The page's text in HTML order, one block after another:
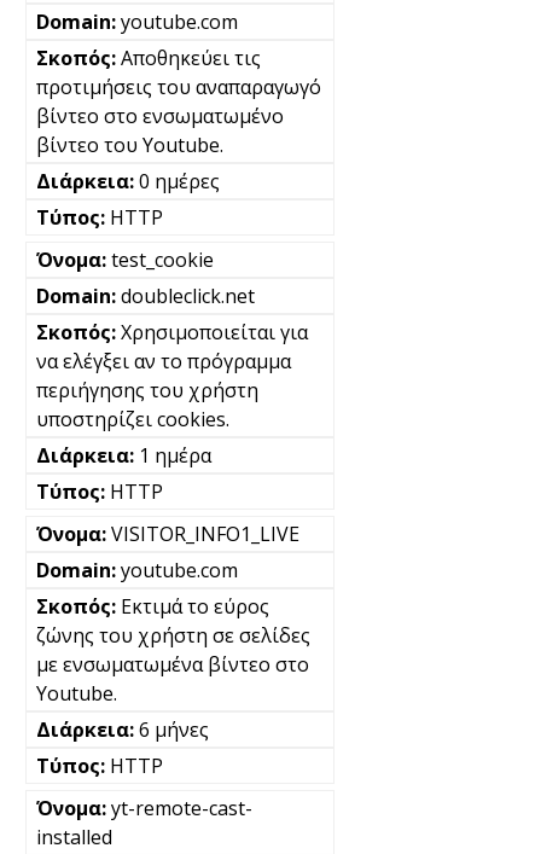
youtube.com
Αποθηκεύει τις
προτιμήσεις του αναπαραγωγό
βίντεο στο ενσωματωμένο
βίντεο του Youtube.
0 ημέρες
HTTP
test_cookie
doubleclick.net
Χρησιμοποιείται για
να ελέγξει αν το πρόγραμμα
περιήγησης του χρήστη
υποστηρίζει cookies.
1 ημέρα
HTTP
VISITOR_INFO1_LIVE
youtube.com
Εκτιμά το εύρος
ζώνης του χρήστη σε σελίδες
με ενσωματωμένα βίντεο στο
Youtube.
6 μήνες
HTTP
yt-remote-cast-
installed